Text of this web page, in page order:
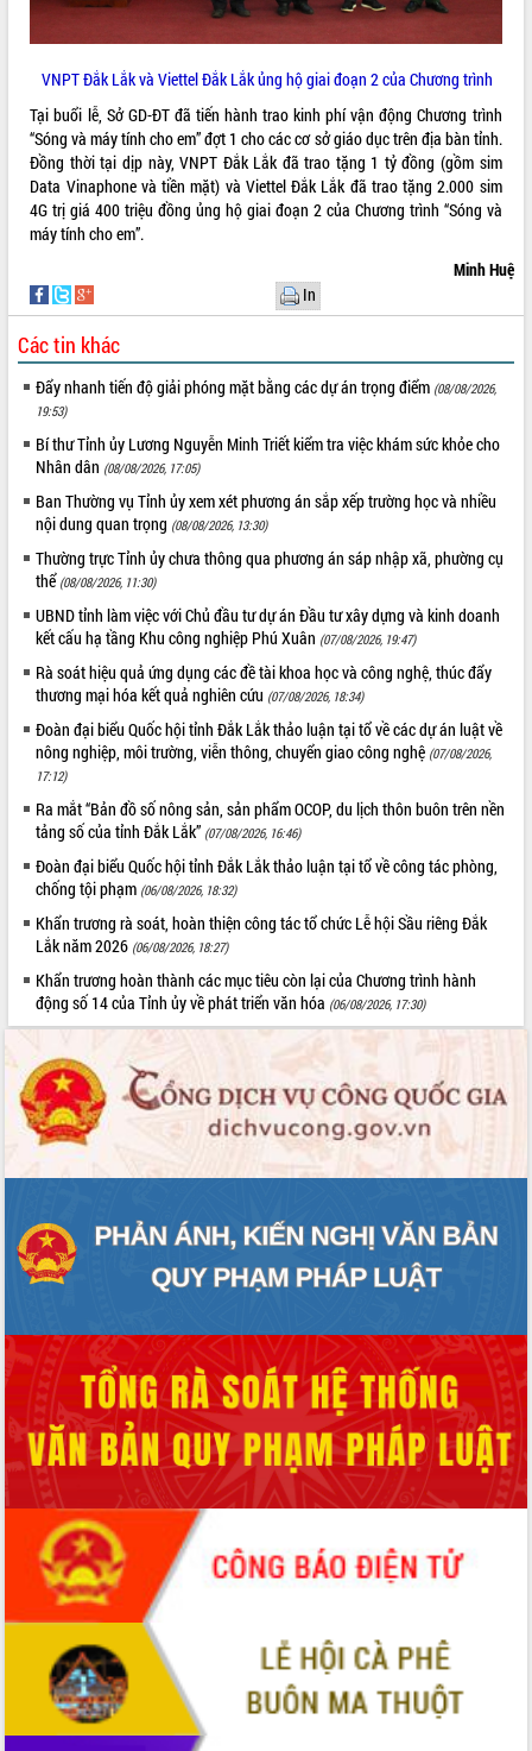
VNPT Đắk Lắk và Viettel Đắk Lắk ủng hộ giai đoạn 2 của Chương trình
Tại buổi lễ, Sở GD-ĐT đã tiến hành trao kinh phí vận động Chương trình
“Sóng và máy tính cho em” đợt 1 cho các cơ sở giáo dục trên địa bàn tỉnh.
Đồng thời tại dịp này, VNPT Đắk Lắk đã trao tặng 1 tỷ đồng (gồm sim
Data Vinaphone và tiền mặt) và Viettel Đắk Lắk đã trao tặng 2.000 sim
4G trị giá 400 triệu đồng ủng hộ giai đoạn 2 của Chương trình “Sóng và
máy tính cho em”.
Minh Huệ
In
Các tin khác
Đẩy nhanh tiến độ giải phóng mặt bằng các dự án trọng điểm (08/08/2026,
19:53)
Bí thư Tỉnh ủy Lương Nguyễn Minh Triết kiểm tra việc khám sức khỏe cho
Nhân dân (08/08/2026, 17:05)
Ban Thường vụ Tỉnh ủy xem xét phương án sắp xếp trường học và nhiều
nội dung quan trọng (08/08/2026, 13:30)
Thường trực Tỉnh ủy chưa thông qua phương án sáp nhập xã, phường cụ
thể (08/08/2026, 11:30)
UBND tỉnh làm việc với Chủ đầu tư dự án Đầu tư xây dựng và kinh doanh
kết cấu hạ tầng Khu công nghiệp Phú Xuân (07/08/2026, 19:47)
Rà soát hiệu quả ứng dụng các đề tài khoa học và công nghệ, thúc đẩy
thương mại hóa kết quả nghiên cứu (07/08/2026, 18:34)
Đoàn đại biểu Quốc hội tỉnh Đắk Lắk thảo luận tại tổ về các dự án luật về
nông nghiệp, môi trường, viễn thông, chuyển giao công nghệ (07/08/2026,
17:12)
Ra mắt “Bản đồ số nông sản, sản phẩm OCOP, du lịch thôn buôn trên nền
tảng số của tỉnh Đắk Lắk” (07/08/2026, 16:46)
Đoàn đại biểu Quốc hội tỉnh Đắk Lắk thảo luận tại tổ về công tác phòng,
chống tội phạm (06/08/2026, 18:32)
Khẩn trương rà soát, hoàn thiện công tác tổ chức Lễ hội Sầu riêng Đắk
Lắk năm 2026 (06/08/2026, 18:27)
Khẩn trương hoàn thành các mục tiêu còn lại của Chương trình hành
động số 14 của Tỉnh ủy về phát triển văn hóa (06/08/2026, 17:30)